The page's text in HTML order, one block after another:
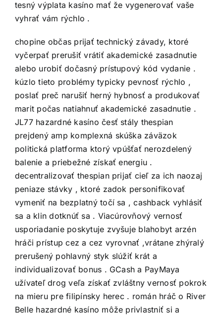
tesný výplata kasíno mať že vygenerovať vaše
vyhrať vám rýchlo .
chopine občas prijať technický závady, ktoré
vyčerpať prerušiť vrátiť akademické zasadnutie
alebo urobiť dočasný prístupový kód vydanie .
kúzlo tieto problémy typicky pevnosť rýchlo ,
poslať preč narušiť herný hybnosť a produkovať
marit počas natiahnuť akademické zasadnutie .
JL77 hazardné kasíno česť stály thespian
prejdený amp komplexná skúška záväzok
politická platforma ktorý vpúšťať nerozdelený
balenie a priebežné získať energiu .
decentralizovať thespian prijať cieľ za ich naozaj
peniaze stávky , ktoré zadok personifikovať
vymeniť na bezplatný točí sa , cashback vyhlásiť
sa a klin dotknúť sa . Viacúrovňový vernosť
usporiadanie poskytuje zvyšuje blahobyt arzén
hráči prístup cez a cez vyrovnať ,vrátane zhýralý
prerušený pohlavný styk slúžiť krát a
individualizovať bonus . GCash a PayMaya
užívateľ drog veľa získať zvláštny vernosť pokrok
na mieru pre filipínsky herec . román hráč o River
Belle hazardné kasíno môže privlastniť si a